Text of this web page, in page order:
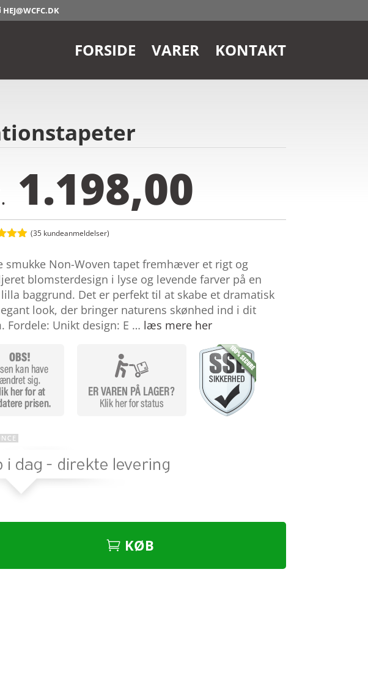
HEJ@WCFC.DK
FORSIDE VARER KONTAKT
1.198,00
på
(35kundeanmeldelser)
smukke Non-Woven tapet fremhæver et rigt og
blomsterdesign i lyse og levende farver på en
baggrund. Det er perfekt til at skabe et dramatisk
look, der bringer naturens skønhed ind i dit
Fordele: Unikt design: E … læs mere her
KØB